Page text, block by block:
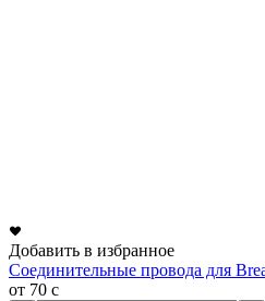
Добавить в избранное
Соединительные провода для
от 70 c